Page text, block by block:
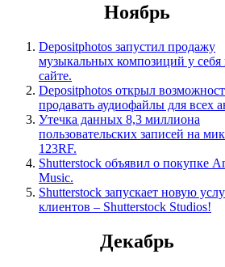
Ноябрь
Depositphotos запустил продажу
музыкальных композиций у себя
сайте.
Depositphotos открыл
продавать аудиофайлы для всех
Утечка данных 8,3 миллиона
пользовательских записей на
123RF.
Shutterstock объявил о покупке
Music.
Shutterstock запускает новую
клиентов – Shutterstock Studios!
Декабрь